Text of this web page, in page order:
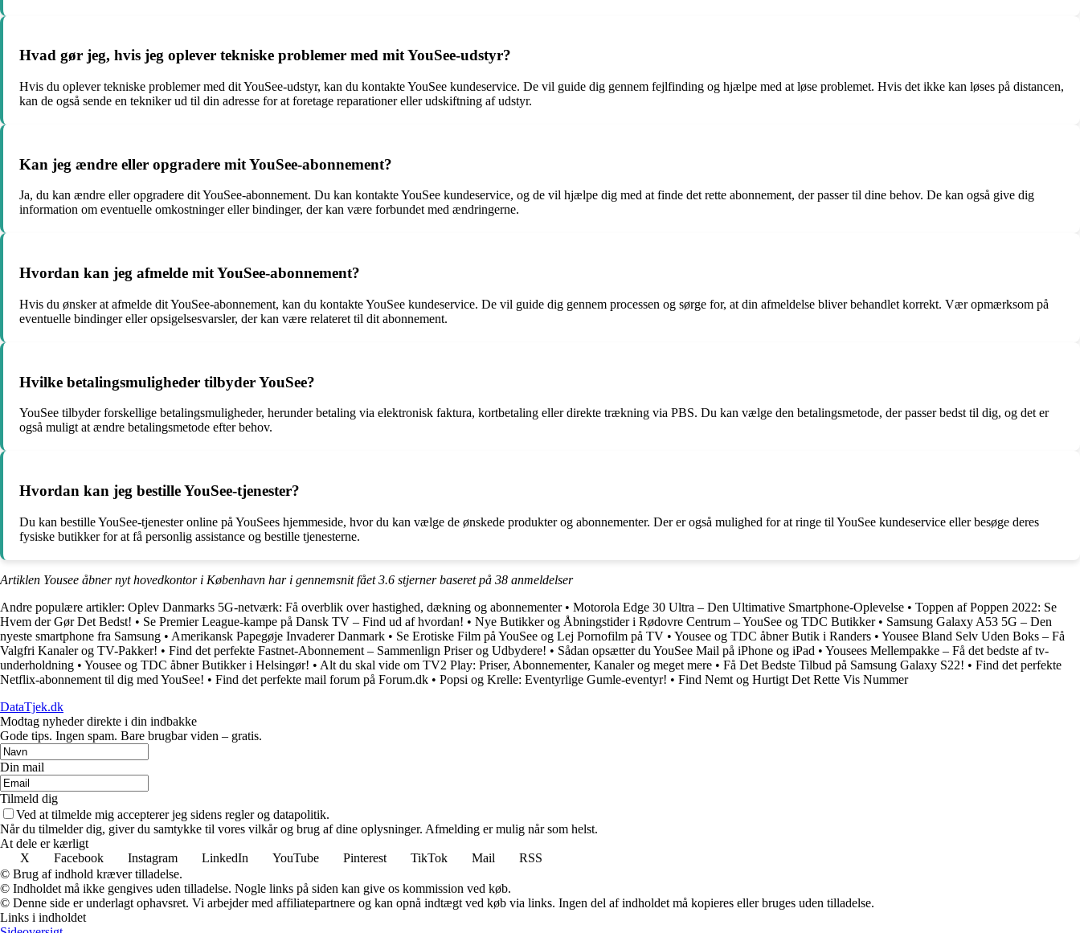
Hvad gør jeg, hvis jeg oplever tekniske problemer med mit YouSee-udstyr?
Hvis du oplever tekniske problemer med dit YouSee-udstyr, kan du kontakte YouSee kundeservice. De vil guide dig gennem fejlfinding og hjælpe med at løse problemet. Hvis det ikke kan løses på distancen,
kan de også sende en tekniker ud til din adresse for at foretage reparationer eller udskiftning af udstyr.
Kan jeg ændre eller opgradere mit YouSee-abonnement?
Ja, du kan ændre eller opgradere dit YouSee-abonnement. Du kan kontakte YouSee kundeservice, og de vil hjælpe dig med at finde det rette abonnement, der passer til dine behov. De kan også give dig
information om eventuelle omkostninger eller bindinger, der kan være forbundet med ændringerne.
Hvordan kan jeg afmelde mit YouSee-abonnement?
Hvis du ønsker at afmelde dit YouSee-abonnement, kan du kontakte YouSee kundeservice. De vil guide dig gennem processen og sørge for, at din afmeldelse bliver behandlet korrekt. Vær opmærksom på
eventuelle bindinger eller opsigelsesvarsler, der kan være relateret til dit abonnement.
Hvilke betalingsmuligheder tilbyder YouSee?
YouSee tilbyder forskellige betalingsmuligheder, herunder betaling via elektronisk faktura, kortbetaling eller direkte trækning via PBS. Du kan vælge den betalingsmetode, der passer bedst til dig, og det er
også muligt at ændre betalingsmetode efter behov.
Hvordan kan jeg bestille YouSee-tjenester?
Du kan bestille YouSee-tjenester online på YouSees hjemmeside, hvor du kan vælge de ønskede produkter og abonnementer. Der er også mulighed for at ringe til YouSee kundeservice eller besøge deres
fysiske butikker for at få personlig assistance og bestille tjenesterne.
Artiklen Yousee åbner nyt hovedkontor i København har i gennemsnit fået3.6 stjerner baseret på 38 anmeldelser
Andre populære artikler: Oplev Danmarks 5G-netværk: Få overblik over hastighed, dækning og abonnementer• Motorola Edge 30 Ultra – Den Ultimative Smartphone-Oplevelse • Toppen af Poppen 2022: Se
Hvem der Gør Det Bedst! • Se Premier League-kampe på Dansk TV – Find ud af hvordan! • Nye Butikker og Åbningstider i Rødovre Centrum – YouSee og TDC Butikker• Samsung Galaxy A53 5G – Den
nyeste smartphone fra Samsung • Amerikansk Papegøje Invaderer Danmark • Se Erotiske Film på YouSee og Lej Pornofilm på TV • Yousee og TDC åbner Butik i Randers • Yousee Bland Selv Uden Boks – Få
Valgfri Kanaler og TV-Pakker! • Find det perfekte Fastnet-Abonnement – Sammenlign Priser og Udbydere! • Sådan opsætter du YouSee Mail på iPhone og iPad • Yousees Mellempakke – Få det bedste af tv-
underholdning • Yousee og TDC åbner Butikker i Helsingør! • Alt du skal vide om TV2 Play: Priser, Abonnementer, Kanaler og meget mere • Få Det Bedste Tilbud på Samsung Galaxy S22! • Find det perfekte
Netflix-abonnement til dig med YouSee! • Find det perfekte mail forum på Forum.dk • Popsi og Krelle: Eventyrlige Gumle-eventyr! • Find Nemt og Hurtigt Det Rette Vis Nummer
DataTjek.dk
Modtag nyheder direkte i din indbakke
Gode tips. Ingen spam. Bare brugbar viden – gratis.
Din mail
Tilmeld dig
Ved at tilmelde mig accepterer jeg sidens regler og datapolitik.
Når du tilmelder dig, giver du samtykke til vores vilkår og brug af dine oplysninger. Afmelding er mulig når som helst.
At dele er kærligt
X
Facebook Instagram LinkedIn YouTube Pinterest TikTok Mail
RSS
© Brug af indhold kræver tilladelse.
© Indholdet må ikke gengives uden tilladelse. Nogle links på siden kan give os kommission ved køb.
© Denne side er underlagt ophavsret. Vi arbejder med affiliatepartnere og kan opnå indtægt ved køb via links. Ingen del af indholdet må kopieres eller bruges uden tilladelse.
Links i indholdet